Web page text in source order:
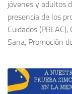
jóvenes y adultos
presencia de los
Cuidados
Sana, Promoción